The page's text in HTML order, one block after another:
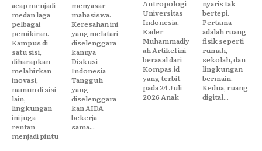
acap menjadi
medan laga
pelbagai
pemikiran.
Kampus di
satu sisi,
diharapkan
melahirkan
inovasi,
namun di sisi
lain,
lingkungan
ini juga
rentan
menjadi pintu
menyasar
mahasiswa.
Keresahan ini
yang melatari
diselenggara
kannya
Diskusi
Indonesia
Tangguh
yang
diselenggara
kan AIDA
bekerja
sama...
Antropologi
Universitas
Indonesia,
Kader
Muhammadiy
ah Artikel ini
berasal dari
Kompas.id
yang terbit
pada 24 Juli
2026 Anak
nyaris tak
bertepi.
Pertama
adalah ruang
fisik seperti
rumah,
sekolah, dan
lingkungan
bermain.
Kedua, ruang
digital...